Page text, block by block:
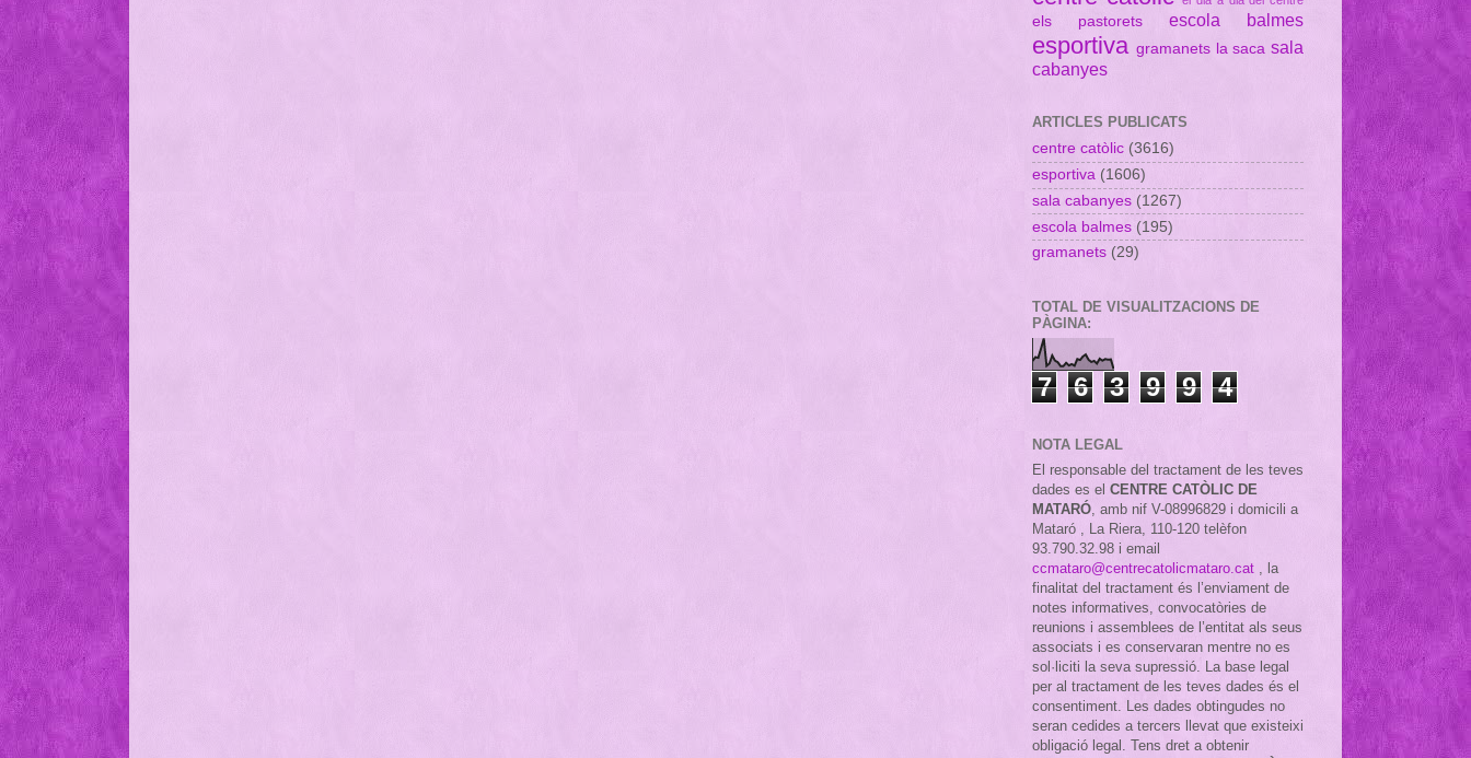
els pastorets escola balmes
esportiva gramanets la saca sala
cabanyes
ARTICLES PUBLICATS
centre catòlic (3616)
esportiva (1606)
sala cabanyes (1267)
escola balmes (195)
gramanets (29)
TOTAL DE VISUALITZACIONS DE
PÀGINA:
7 6 3 9 9 4
NOTA LEGAL
El responsable del tractament de les teves
dades es el CENTRE CATÒLIC DE
MATARÓ , amb nif V-08996829 i domicili a
Mataró , La Riera, 110-120 telèfon
93.790.32.98 i email
ccmataro@centrecatolicmataro.cat
la
finalitat del tractament és l’enviament de
notes informatives, convocatòries de
reunions i assemblees de l’entitat als seus
associats i es conservaran mentre no es
sol·liciti la seva supressió. La base legal
per al tractament de les teves dades és el
consentiment. Les dades obtingudes no
seran cedides a tercers llevat que existeixi
obligació legal. Tens dret a obtenir